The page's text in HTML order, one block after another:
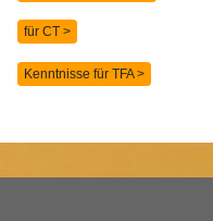
für CT >
Kenntnisse für TFA >